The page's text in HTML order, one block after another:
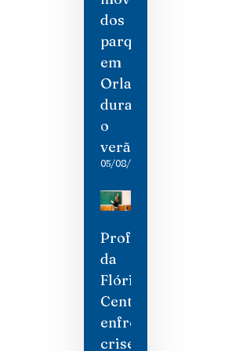
dos
parques
em
Orlando
durante
o
verão
05/08/2026
Professores
da
Flórida
Central
enfrentam
crise